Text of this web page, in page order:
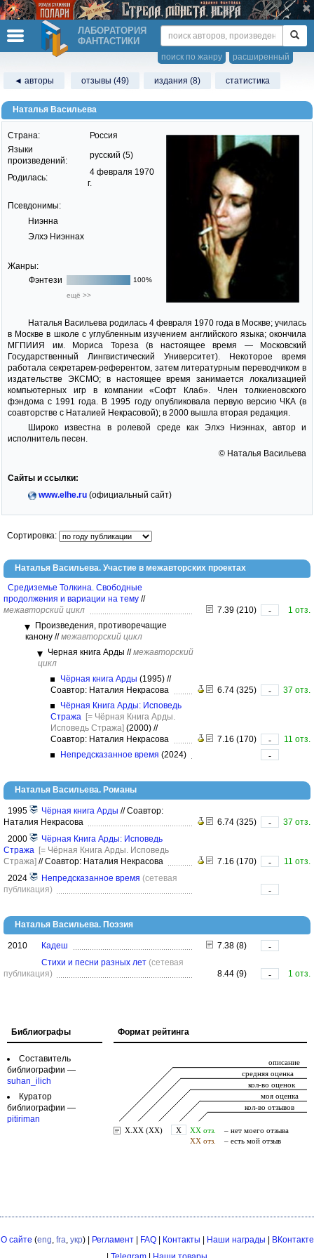
ЛАБОРАТОРИЯ
ФАНТАСТИКИ
расширенный
поиск по жанру
◄ авторы отзывы (49) издания (8) статистика
Наталья Васильева
Страна:
Россия
Языки
произведений:
русский (5)
Родилась:
4 февраля 1970
г.
Псевдонимы:
Ниэнна
Элхэ Ниэннах
Жанры:
Фэнтези
100%
ещё >>
Наталья Васильева родилась 4 февраля 1970 года в Москве; училась
в Москве в школе с углубленным изучением английского языка; окончила
МГПИИЯ им. Мориса Тореза (в настоящее время — Московский
Государственный Лингвистический Университет). Некоторое время
работала секретарем-референтом, затем литературным переводчиком в
издательстве ЭКСМО; в настоящее время занимается локализацией
компьютерных игр в компании «Софт Клаб». Член толкиеновского
фэндома с 1991 года. В 1995 году опубликовала первую версию ЧКА (в
соавторстве с Наталией Некрасовой); в 2000 вышла вторая редакция.
Широко известна в ролевой среде как Элхэ Ниэннах, автор и
исполнитель песен.
© Наталья Васильева
Сайты и ссылки:
www.elhe.ru(официальный сайт)
Сортировка:
Наталья Васильева. Участие в межавторских проектах
Средиземье Толкина. Свободные
продолжения и вариации на тему //
межавторский цикл
7.39 (210) -
1 отз.
Произведения, противоречащие
канону // межавторский цикл
Черная книга Арды // межавторский
цикл
Чёрная книга Арды (1995) //
Соавтор: Наталия Некрасова
6.74 (325) -
37 отз.
Чёрная Книга Арды: Исповедь
Стража [= Чёрная Книга Арды.
Исповедь Стража] (2000) //
Соавтор: Наталия Некрасова
7.16 (170) -
11 отз.
Непредсказанное время (2024) -
Наталья Васильева. Романы
1995 Чёрная книга Арды //Соавтор:
Наталия Некрасова
6.74 (325) -
37 отз.
2000
Чёрная Книга Арды: Исповедь
Стража [= Чёрная Книга Арды. Исповедь
Стража] //Соавтор: Наталия Некрасова 7.16 (170) -
11 отз.
2024
Непредсказанное время (сетевая
публикация)
-
Наталья Васильева. Поэзия
2010 Кадеш 7.38 (8)
-
Стихи и песни разных лет (сетевая
публикация)
8.44 (9) - 1 отз.
Формат рейтинга
Библиографы
Составитель
библиографии —
suhan_ilich
Куратор
библиографии —
pitiriman
О сайте (eng, fra, укр) | Регламент| FAQ| Контакты Наши награды
ВКонтакте